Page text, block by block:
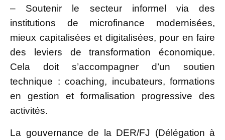
– Soutenir le secteur informel via des
institutions de microfinance modernisées,
mieux capitalisées et digitalisées, pour en faire
des leviers de transformation économique.
Cela doit s’accompagner d’un soutien
technique : coaching, incubateurs, formations
en gestion et formalisation progressive des
activités.
La gouvernance de la DER/FJ (Délégation à